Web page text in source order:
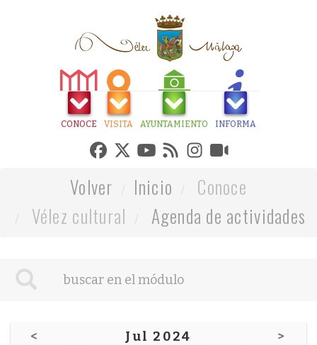
CONOCE VISITA AYUNTAMIENTO INFORMA
Volver Inicio
Conoce
Vélez cultural
Agenda de actividades
< Jul 2024 >